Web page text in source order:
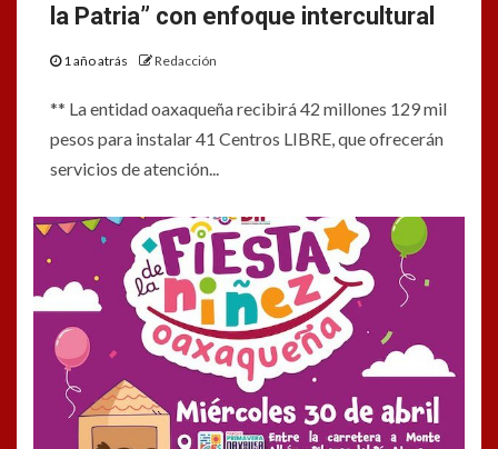
la Patria” con enfoque intercultural
1 año atrás Redacción
** La entidad oaxaqueña recibirá 42 millones 129 mil
pesos para instalar 41 Centros LIBRE, que ofrecerán
servicios de atención...